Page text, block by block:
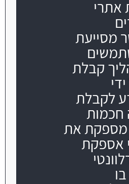
אתרי
מסייעת
קבלת
לקבלת
חכמות
מספקת את
אספקת